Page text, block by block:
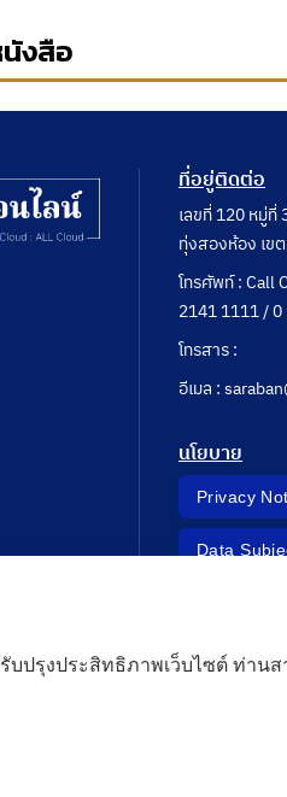
งสือ
ที่อยู่ติดต่อ
เลขที่ 120 หมู่
ทุ่งสองห้อง เข
โทรศัพท์ : Call
2141 1111 /
โทรสาร :
อีเมล :
นโยบาย
Privacy
Data
บปรุงประสิทธิภาพเว็บไซต์ ท่า